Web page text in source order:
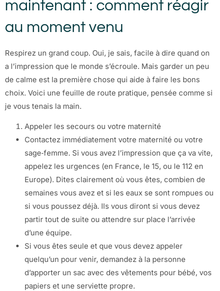
maintenant : comment réagir
au moment venu
Respirez un grand coup. Oui, je sais, facile à dire quand on
a l’impression que le monde s’écroule. Mais garder un peu
de calme est la première chose qui aide à faire les bons
choix. Voici une feuille de route pratique, pensée comme si
je vous tenais la main.
Appeler les secours ou votre maternité
Contactez immédiatement votre maternité ou votre
sage‑femme. Si vous avez l’impression que ça va vite,
appelez les urgences (en France, le 15, ou le 112 en
Europe). Dites clairement où vous êtes, combien de
semaines vous avez et si les eaux se sont rompues ou
si vous poussez déjà. Ils vous diront si vous devez
partir tout de suite ou attendre sur place l’arrivée
d’une équipe.
Si vous êtes seule et que vous devez appeler
quelqu’un pour venir, demandez à la personne
d’apporter un sac avec des vêtements pour bébé, vos
papiers et une serviette propre.